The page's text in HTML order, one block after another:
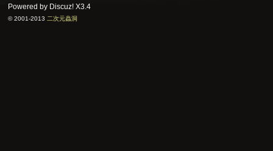
Powered by Discuz!X3.4
© 2001-2013 二次元蟲洞